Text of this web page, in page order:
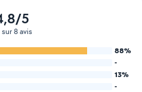
5
sur 8 avis
88%
-
13%
-